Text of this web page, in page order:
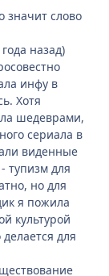
значит слово
назад)
инфу в
Хотя
шедеврами,
сериала в
виденные
тупизм для
но для
я пожила
культурой
для